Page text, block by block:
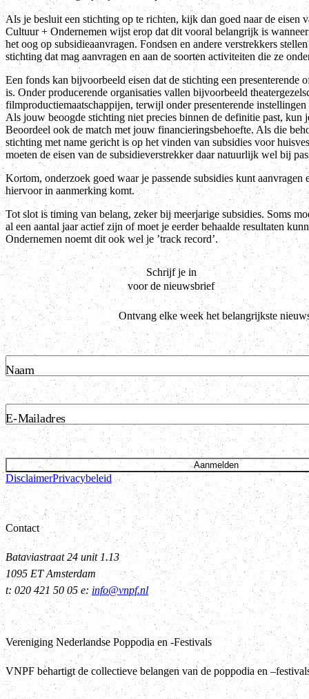
Als je besluit een stichting op te richten, kijk dan goed naar de eisen
Cultuur + Ondernemen wijst erop dat dit vooral belangrijk is
het oog op subsidieaanvragen. Fondsen en andere verstrekkers
stichting dat mag aanvragen en aan de soorten activiteiten die ze
Een fonds kan bijvoorbeeld eisen dat de stichting een presenterende
is. Onder producerende organisaties vallen bijvoorbeeld
filmproductiemaatschappijen, terwijl onder presenterende
Als jouw beoogde stichting niet precies binnen de definitie past, kun
Beoordeel ook de match met jouw financieringsbehoefte. Als die
stichting met name gericht is op het vinden van subsidies voor
moeten de eisen van de subsidieverstrekker daar natuurlijk wel bij
Kortom, onderzoek goed waar je passende subsidies kunt aanvragen
hiervoor in aanmerking komt.
Tot slot is timing van belang, zeker bij meerjarige subsidies. Soms
al een aantal jaar actief zijn of moet je eerder behaalde resultaten
Ondernemen noemt dit ook wel je ’track record’.
Schrijf je in
voor de nieuwsbrief
Ontvang elke week het belangrijkste
Naam
E-Mailadres
Aanmelden
DisclaimerPrivacybeleid
Contact
Bataviastraat 24 unit 1.13
1095 ET Amsterdam
t: 020 421 50 05 e: info@vnpf.nl
Vereniging Nederlandse Poppodia en -Festivals
VNPF behartigt de collectieve belangen van de poppodia en